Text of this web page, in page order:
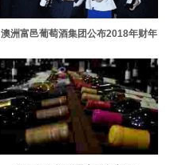
澳洲富邑葡萄酒集团公布2018年财年